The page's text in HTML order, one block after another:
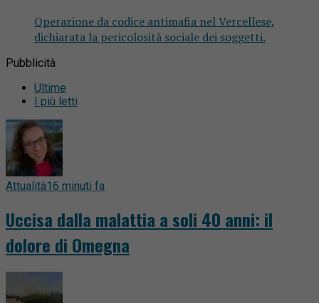
Operazione da codice antimafia nel Vercellese,
dichiarata la pericolosità sociale dei soggetti.
Pubblicità
Ultime
I più letti
Attualità16 minuti fa
Uccisa dalla malattia a soli 40 anni: il
dolore di Omegna